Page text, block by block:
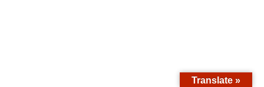
Translate »